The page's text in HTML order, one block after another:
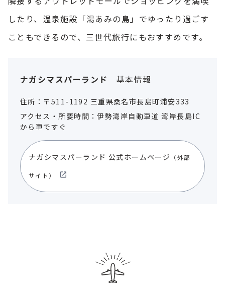
したり、温泉施設「湯あみの島」でゆったり過ごす
こともできるので、三世代旅行にもおすすめです。
ナガシマスパーランド 基本情報
住所：〒511-1192 三重県桑名市長島町浦安333
アクセス・所要時間：伊勢湾岸自動車道 湾岸長島IC
から車ですぐ
ナガシマスパーランド 公式ホームページ （外部
サイト）